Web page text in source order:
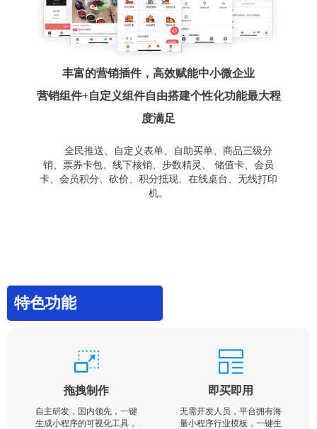
丰富的营销插件，高效赋能中小微企业
营销组件+自定义组件自由搭建个性化功能最大程
度满足
全民推送、自定义表单、自助买单、商品三级分
销、票券卡包、线下核销、步数精灵、 储值卡、会员
卡、会员积分、砍价、积分抵现、在线桌台、无线打印
机。
特色功能
拖拽制作
自主研发，国内领先，一键
生成小程序的可视化工具，
即买即用
无需开发人员，平台拥有海
量小程序行业模板，一键生